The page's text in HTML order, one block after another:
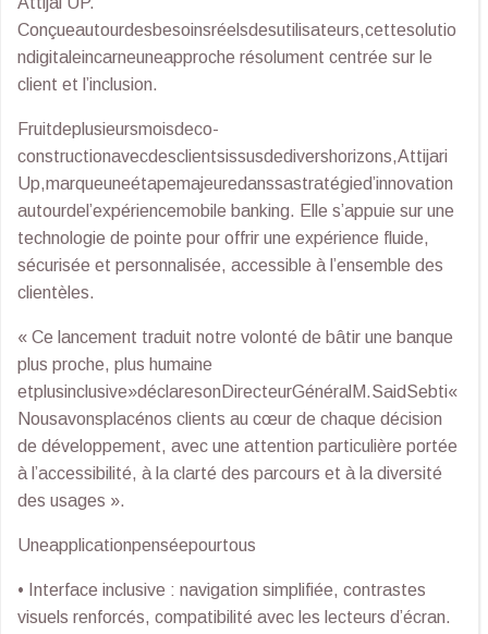
Conçueautourdesbesoinsréelsdesutilisateurs,cettesolutio
ndigitaleincarneuneapproche résolument centrée sur le
client et l’inclusion.
Fruitdeplusieursmoisdeco-
constructionavecdesclientsissusdedivershorizons,Attijari
Up,marqueuneétapemajeuredanssastratégied’innovation
autourdel’expériencemobile banking. Elle s’appuie sur une
technologie de pointe pour offrir une expérience fluide,
sécurisée et personnalisée, accessible à l’ensemble des
clientèles.
« Ce lancement traduit notre volonté de bâtir une banque
plus proche, plus humaine
etplusinclusive»déclaresonDirecteurGénéralM.SaidSebti«
Nousavonsplacénos clients au cœur de chaque décision
de développement, avec une attention particulière portée
à l’accessibilité, à la clarté des parcours et à la diversité
des usages ».
Uneapplicationpenséepourtous
• Interface inclusive : navigation simplifiée, contrastes
visuels renforcés, compatibilité avec les lecteurs d’écran.